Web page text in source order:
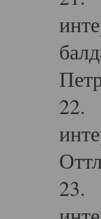
22.
23.